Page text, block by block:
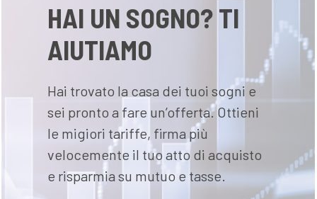
HAI UN SOGNO? TI
AIUTIAMO
Hai trovato la casa dei tuoi sogni e
sei pronto a fare un’offerta. Ottieni
le migiori tariffe, firma più
velocemente il tuo atto di acquisto
e risparmia su mutuo e tasse.